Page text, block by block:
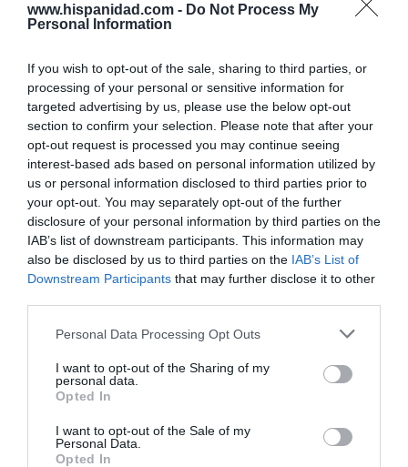
www.hispanidad.com - Do Not Process My
Personal Information
If you wish to opt-out of the sale, sharing to third parties, or
processing of your personal or sensitive information for
targeted advertising by us, please use the below opt-out
section to confirm your selection. Please note that after your
opt-out request is processed you may continue seeing
interest-based ads based on personal information utilized by
us or personal information disclosed to third parties prior to
your opt-out. You may separately opt-out of the further
disclosure of your personal information by third parties on the
IAB’s list of downstream participants. This information may
also be disclosed by us to third parties on the IAB’s List of
Downstream Participants that may further disclose it to other
Personal Data Processing Opt Outs
I want to opt-out of the Sharing of my
personal data.
Opted In
I want to opt-out of the Sale of my
Personal Data.
Opted In
Artículos anteriores
Enormes minucias
por Eulogio López
El IBEX 35 cerró la sesión del miércoles en
los 20.057 puntos, un nuevo récord
Eulogio López
Ceuta. Nuestra Señora de África: